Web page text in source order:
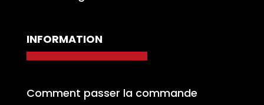
INFORMATION
Comment passer la commande